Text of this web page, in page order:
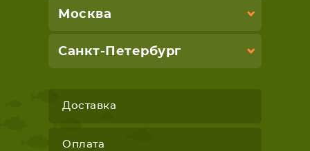
Москва
Санкт-Петербург
Доставка
Оплата